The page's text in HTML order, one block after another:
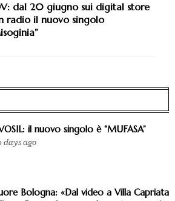
dal 20 giugno sui digital store
radio il nuovo singolo
il nuovo singolo è “MUFASA”
days ago
Bologna: «Dal video a Villa Capriata